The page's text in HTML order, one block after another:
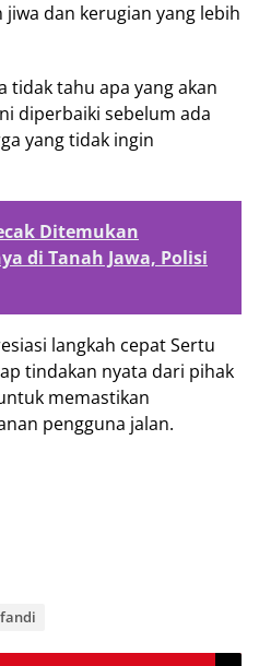
dan kerugian yang lebih
tidak tahu apa yang akan
diperbaiki sebelum ada
yang tidak ingin
Ditemukan
di Tanah Jawa, Polisi
langkah cepat Sertu
tindakan nyata dari pihak
memastikan
pengguna jalan.